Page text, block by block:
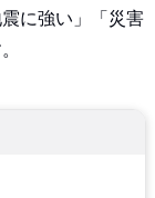
に強い」「災害